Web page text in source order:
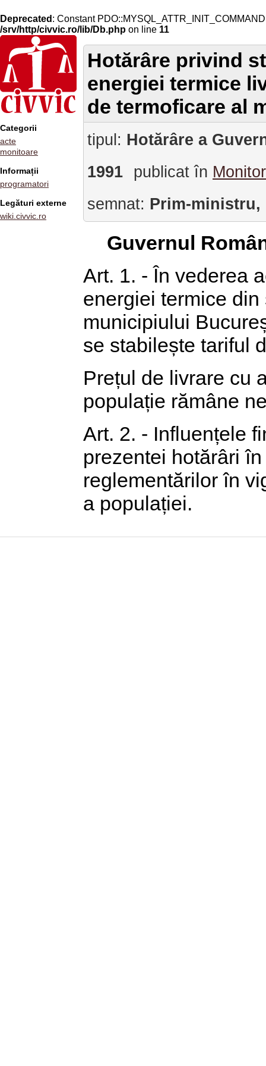
Deprecated : Constant
/srv/http/civvic.ro/lib/Db.php on line 11
Categorii
acte
monitoare
Informații
programatori
Legături externe
wiki.civvic.ro
Hotărâre privind
energiei termice
de termoficare al
tipul: Hotărâre a
1991
publicat în
semnat: Prim-ministru,
Guvernul
Art. 1. - În vederea
energiei termice
municipiului
se stabilește tariful
Prețul de livrare cu
populație rămâne
Art. 2. - Influențele
prezentei hotărâri
reglementărilor în
a populației.